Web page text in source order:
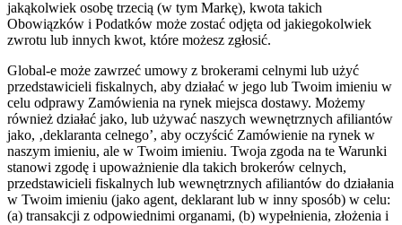
jakąkolwiek osobę trzecią (w tym Markę), kwota takich
Obowiązków i Podatków może zostać odjęta od jakiegokolwiek
zwrotu lub innych kwot, które możesz zgłosić.
Global-e może zawrzeć umowy z brokerami celnymi lub użyć
przedstawicieli fiskalnych, aby działać w jego lub Twoim imieniu w
celu odprawy Zamówienia na rynek miejsca dostawy. Możemy
również działać jako, lub używać naszych wewnętrznych afiliantów
jako, ‚deklaranta celnego’, aby oczyścić Zamówienie na rynek w
naszym imieniu, ale w Twoim imieniu. Twoja zgoda na te Warunki
stanowi zgodę i upoważnienie dla takich brokerów celnych,
przedstawicieli fiskalnych lub wewnętrznych afiliantów do działania
w Twoim imieniu (jako agent, deklarant lub w inny sposób) w celu:
(a) transakcji z odpowiednimi organami, (b) wypełnienia, złożenia i